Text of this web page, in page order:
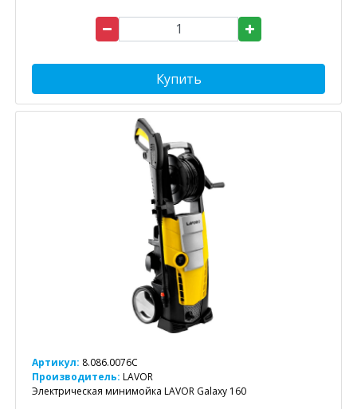
Купить
Артикул: 8.086.0076C
Производитель: LAVOR
Электрическая минимойка LAVOR Galaxy 160